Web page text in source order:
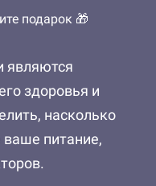
подарок 🎁
являются
здоровья и
насколько
ваше питание,